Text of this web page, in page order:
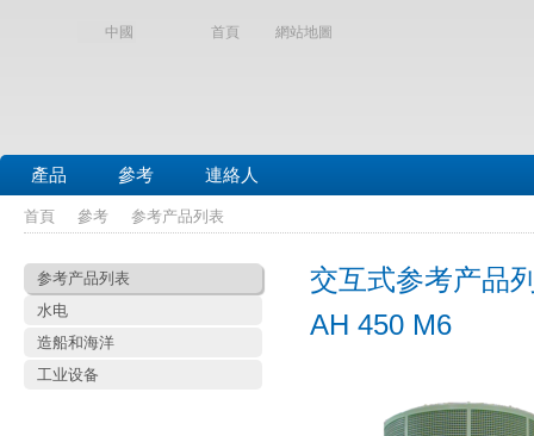
中國 首頁 網站地圖
產品 參考 連絡人
首頁 參考 参考产品列表
参考产品列表
水电
造船和海洋
工业设备
交互式参考产品
AH 450 M6